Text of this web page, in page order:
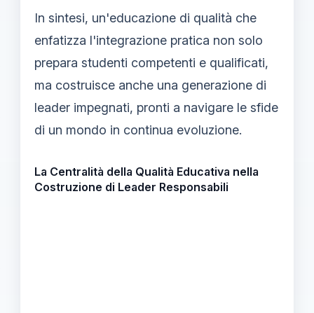
In sintesi, un'educazione di qualità che
enfatizza l'integrazione pratica non solo
prepara studenti competenti e qualificati,
ma costruisce anche una generazione di
leader impegnati, pronti a navigare le sfide
di un mondo in continua evoluzione.
La Centralità della Qualità Educativa nella
Costruzione di Leader Responsabili